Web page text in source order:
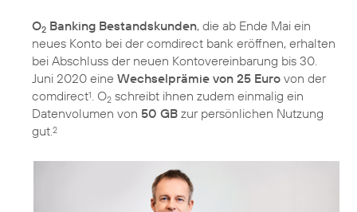
O2 Banking Bestandskunden, die ab Ende Mai ein
neues Konto bei der comdirect bank eröffnen, erhalten
bei Abschluss der neuen Kontovereinbarung bis 30.
Juni 2020 eine Wechselprämie von 25 Euro von der
comdirect1. O2 schreibt ihnen zudem einmalig ein
Datenvolumen von 50 GB zur persönlichen Nutzung
gut.2